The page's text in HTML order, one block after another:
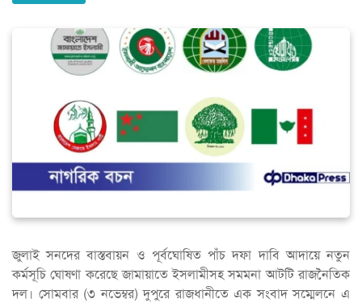
জুলাই সনদের বাস্তবায়ন ও পূর্বঘোষিত পাঁচ দফা দাবি আদায়ে নতুন
কর্মসূচি ঘোষণা করেছে জামায়াতে ইসলামীসহ সমমনা আটটি রাজনৈতিক
দল। সোমবার (৩ নভেম্বর) দুপুরে রাজধানীতে এক সংবাদ সম্মেলনে এ